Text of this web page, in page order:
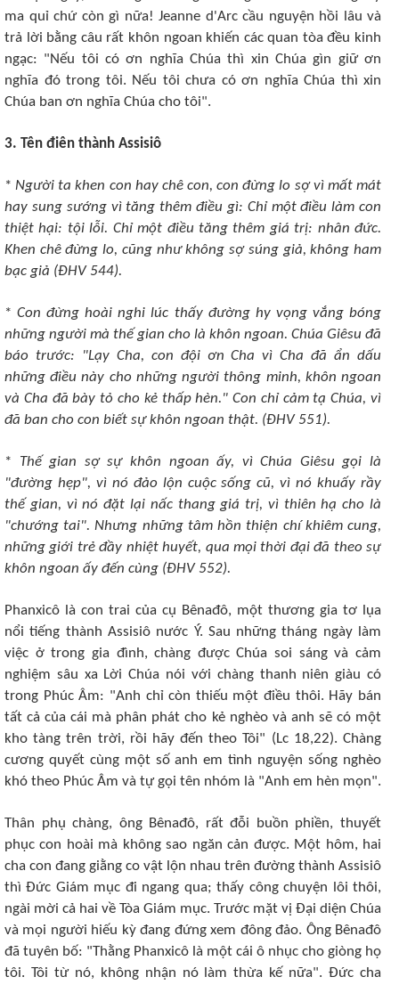
ma quỉ chứ còn gì nữa! Jeanne d'Arc cầu nguyện hồi lâu và
trả lời bằng câu rất khôn ngoan khiến các quan tòa đều kinh
ngạc: "Nếu tôi có ơn nghĩa Chúa thì xin Chúa gìn giữ ơn
nghĩa đó trong tôi. Nếu tôi chưa có ơn nghĩa Chúa thì xin
Chúa ban ơn nghĩa Chúa cho tôi".
3. Tên điên thành Assisiô
*Người ta khen con hay chê con, con đừng lo sợ vì mất mát
hay sung sướng vì tăng thêm điều gì: Chỉ một điều làm con
thiệt hại: tội lỗi. Chỉ một điều tăng thêm giá trị: nhân đức.
Khen chê đừng lo, cũng như không sợ súng giả, không ham
bạc giả (ÐHV 544).
*Con đừng hoài nghi lúc thấy đường hy vọng vắng bóng
những người mà thế gian cho là khôn ngoan. Chúa Giêsu đã
báo trước: "Lạy Cha, con đội ơn Cha vì Cha đã ẩn dấu
những điều này cho những người thông minh, khôn ngoan
và Cha đã bày tỏ cho kẻ thấp hèn." Con chỉ cảm tạ Chúa, vì
đã ban cho con biết sự khôn ngoan thật. (ÐHV 551).
* Thế gian sợ sự khôn ngoan ấy, vì Chúa Giêsu gọi là
"đường hẹp", vì nó đảo lộn cuộc sống cũ, vì nó khuấy rầy
thế gian, vì nó đặt lại nấc thang giá trị, vì thiên hạ cho là
"chướng tai". Nhưng những tâm hồn thiện chí khiêm cung,
những giới trẻ đầy nhiệt huyết, qua mọi thời đại đã theo sự
khôn ngoan ấy đến cùng (ÐHV 552).
Phanxicô là con trai của cụ Bênađô, một thương gia tơ lụa
nổi tiếng thành Assisiô nước Ý. Sau những tháng ngày làm
việc ở trong gia đình, chàng được Chúa soi sáng và cảm
nghiệm sâu xa Lời Chúa nói với chàng thanh niên giàu có
trong Phúc Âm: "Anh chỉ còn thiếu một điều thôi. Hãy bán
tất cả của cái mà phân phát cho kẻ nghèo và anh sẽ có một
kho tàng trên trời, rồi hãy đến theo Tôi" (Lc 18,22). Chàng
cương quyết cùng một số anh em tình nguyện sống nghèo
khó theo Phúc Âm và tự gọi tên nhóm là "Anh em hèn mọn".
Thân phụ chàng, ông Bênađô, rất đỗi buồn phiền, thuyết
phục con hoài mà không sao ngăn cản được. Một hôm, hai
cha con đang giằng co vật lộn nhau trên đường thành Assisiô
thì Ðức Giám mục đi ngang qua; thấy công chuyện lôi thôi,
ngài mời cả hai về Tòa Giám mục. Trước mặt vị Ðại diện Chúa
và mọi người hiếu kỳ đang đứng xem đông đảo. Ông Bênađô
đã tuyên bố: "Thằng Phanxicô là một cái ô nhục cho giòng họ
tôi. Tôi từ nó, không nhận nó làm thừa kế nữa". Ðức cha